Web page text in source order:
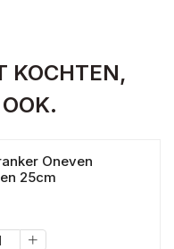
KOCHTEN,
Oneven
25cm